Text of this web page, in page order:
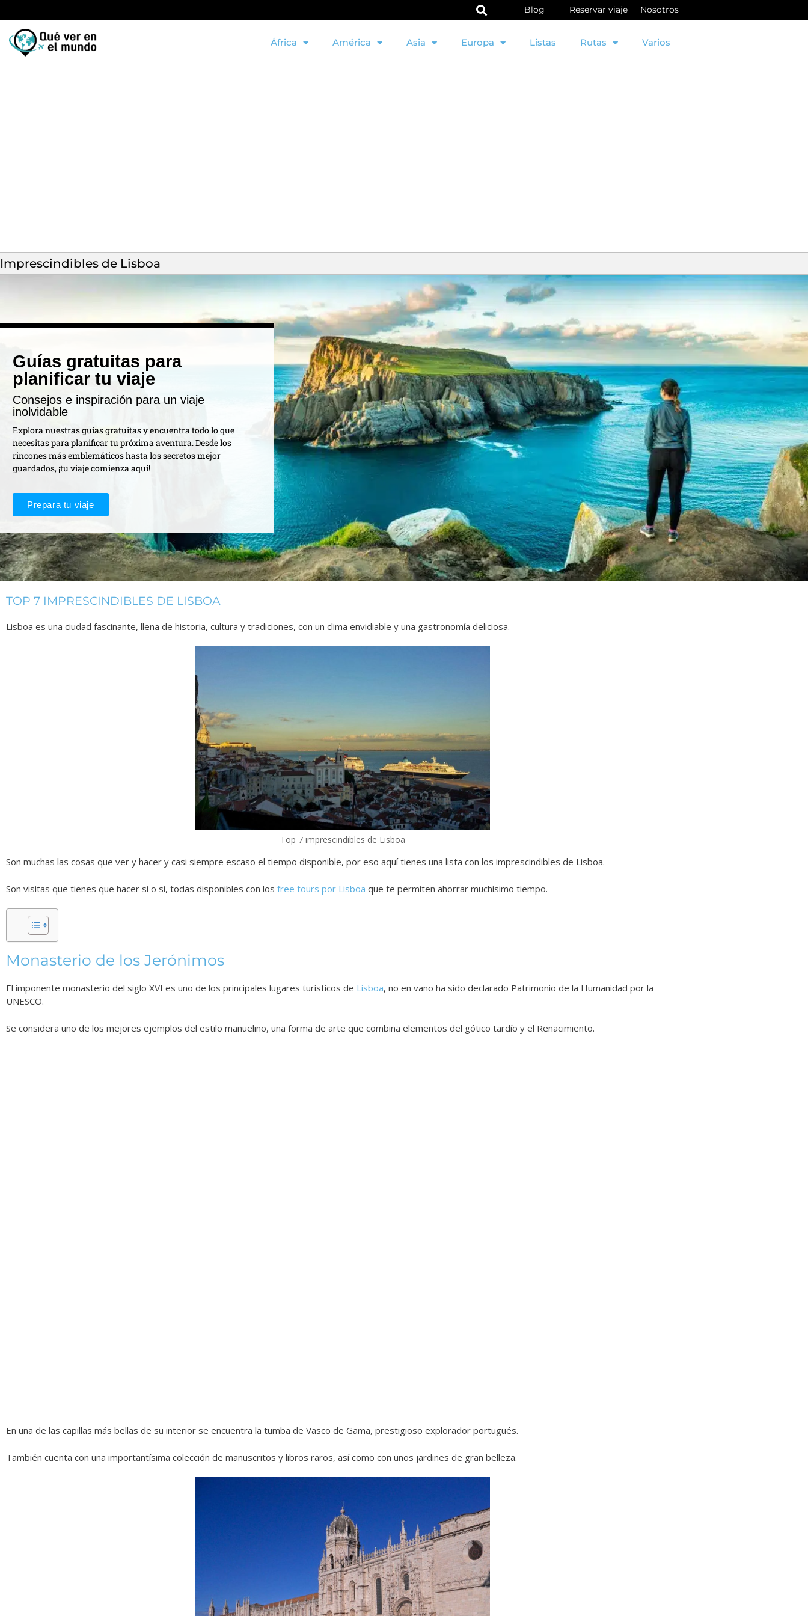
Blog Reservar viaje Nosotros
África América Asia Europa Listas Rutas Varios
Imprescindibles de Lisboa
Guías gratuitas para
planificar tu viaje
Consejos e inspiración para un viaje
inolvidable
Explora nuestras guías gratuitas y encuentra todo lo que
necesitas para planificar tu próxima aventura. Desde los
rincones más emblemáticos hasta los secretos mejor
guardados, ¡tu viaje comienza aquí!
Prepara tu viaje
TOP 7 IMPRESCINDIBLES DE LISBOA
Lisboa es una ciudad fascinante, llena de historia, cultura y tradiciones, con un clima envidiable y una gastronomía deliciosa.
Top 7 imprescindibles de Lisboa
Son muchas las cosas que ver y hacer y casi siempre escaso el tiempo disponible, por eso aquí tienes una lista con los imprescindibles de Lisboa.
Son visitas que tienes que hacer sí o sí, todas disponibles con los free tours por Lisboa que te permiten ahorrar muchísimo tiempo.
Monasterio de los Jerónimos
El imponente monasterio del siglo XVI es uno de los principales lugares turísticos de Lisboa, no en vano ha sido declarado Patrimonio de la Humanidad por la
UNESCO.
Se considera uno de los mejores ejemplos del estilo manuelino, una forma de arte que combina elementos del gótico tardío y el Renacimiento.
En una de las capillas más bellas de su interior se encuentra la tumba de Vasco de Gama, prestigioso explorador portugués.
También cuenta con una importantísima colección de manuscritos y libros raros, así como con unos jardines de gran belleza.